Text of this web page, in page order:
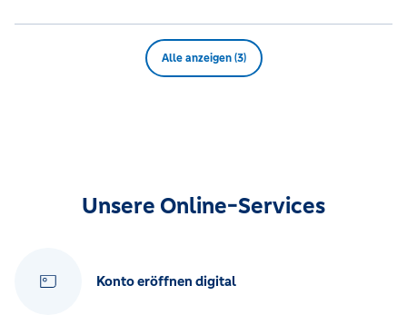
Alle anzeigen (3)
Unsere Online-Services
Konto eröffnen digital